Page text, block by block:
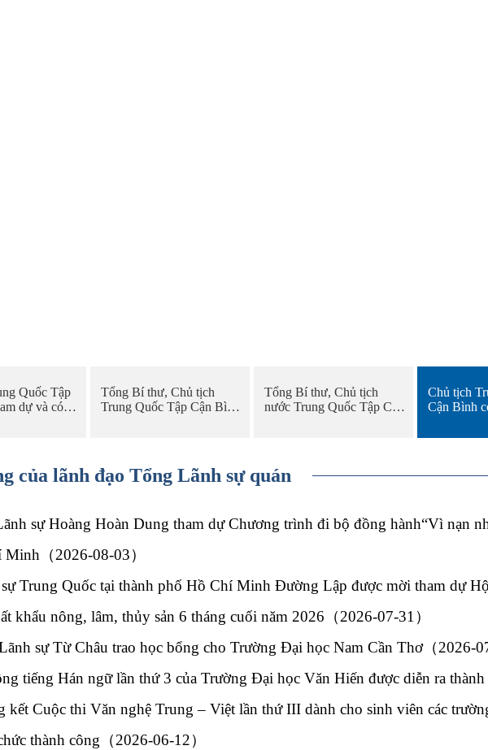
Quốc Tập
dự và có
cao về Quản
tạo Toàn
Tổng Bí thư, Chủ tịch
Trung Quốc Tập Cận Bình
Jong-un
Tổng Bí thư, Chủ tịch
nước Trung Quốc Tập Cận
Chủ tịch
Cận Bình
Mỹ
của lãnh đạo Tổng Lãnh sự quán
sự Hoàng Hoàn Dung tham dự Chương trình đi bộ đồng hành“Vì nạn
（2026-08-03）
Trung Quốc tại thành phố Hồ Chí Minh Đường Lập được mời tham dự
khẩu nông, lâm, thủy sản 6 tháng cuối năm 2026（2026-07-31）
sự Từ Châu trao học bổng cho Trường Đại học Nam Cần Thơ（2026-
tiếng Hán ngữ lần thứ 3 của Trường Đại học Văn Hiến được diễn ra thành
kết Cuộc thi Văn nghệ Trung – Việt lần thứ III dành cho sinh viên các
thành công（2026-06-12）